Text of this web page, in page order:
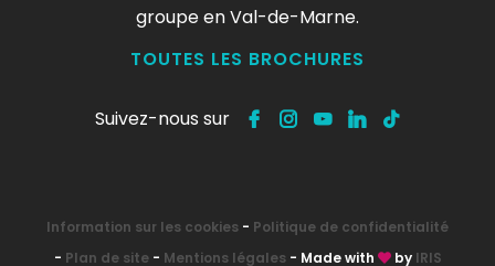
groupe en Val-de-Marne.
TOUTES LES BROCHURES
Suivez-nous sur
Information sur les cookies - Politique de confidentialité
- Plan de site- Mentions légales- Made with by IRIS